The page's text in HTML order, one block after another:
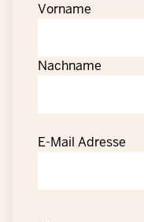
Vorname
Nachname
E-Mail Adresse